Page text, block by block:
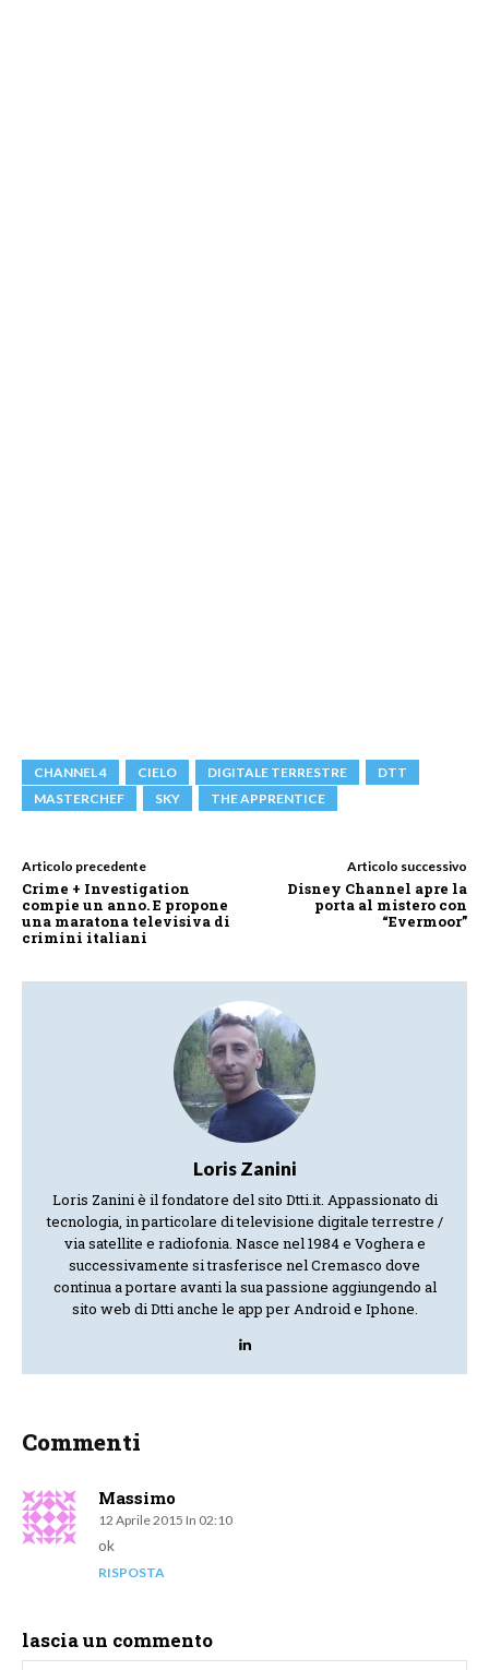
CHANNEL 4 CIELO DIGITALE TERRESTRE
DTT
MASTERCHEF
SKY THE APPRENTICE
Articolo precedente
Crime + Investigation
compie un anno. E propone
una maratona televisiva di
crimini italiani
Articolo successivo
Disney Channel apre la
porta al mistero con
“Evermoor”
Loris Zanini
Loris Zanini è il fondatore del sito Dtti.it. Appassionato di
tecnologia, in particolare di televisione digitale terrestre /
via satellite e radiofonia. Nasce nel 1984 e Voghera e
successivamente si trasferisce nel Cremasco dove
continua a portare avanti la sua passione aggiungendo al
sito web di Dtti anche le app per Android e Iphone.
Commenti
Massimo
12 Aprile 2015 In 02:10
ok
RISPOSTA
lascia un commento